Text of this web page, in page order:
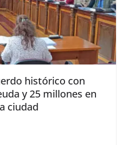
histórico con
y 25 millones en
ciudad